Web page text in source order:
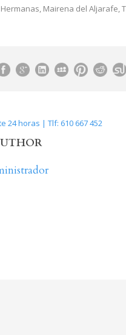
Mairena del Aljarafe,
24 horas | Tlf: 610 667 452